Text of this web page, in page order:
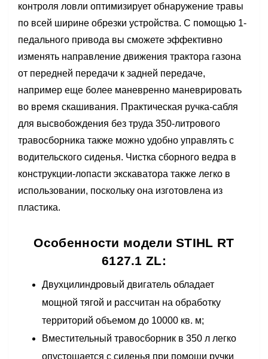
контроля ловли оптимизирует обнаружение травы
по всей ширине обрезки устройства. С помощью 1-
педального привода вы сможете эффективно
изменять направление движения трактора газона
от передней передачи к задней передаче,
например еще более маневренно маневрировать
во время скашивания. Практическая ручка-сабля
для высвобождения без труда 350-литрового
травосборника также можно удобно управлять с
водительского сиденья. Чистка сборного ведра в
конструкции-лопасти экскаватора также легко в
использовании, поскольку она изготовлена ​​из
пластика.
Особенности модели STIHL RT
6127.1 ZL:
Двухцилиндровый двигатель обладает
мощной тягой и рассчитан на обработку
территорий объемом до 10000 кв. м;
Вместительный травосборник в 350 л легко
опустошается с сиденья при помощи ручки